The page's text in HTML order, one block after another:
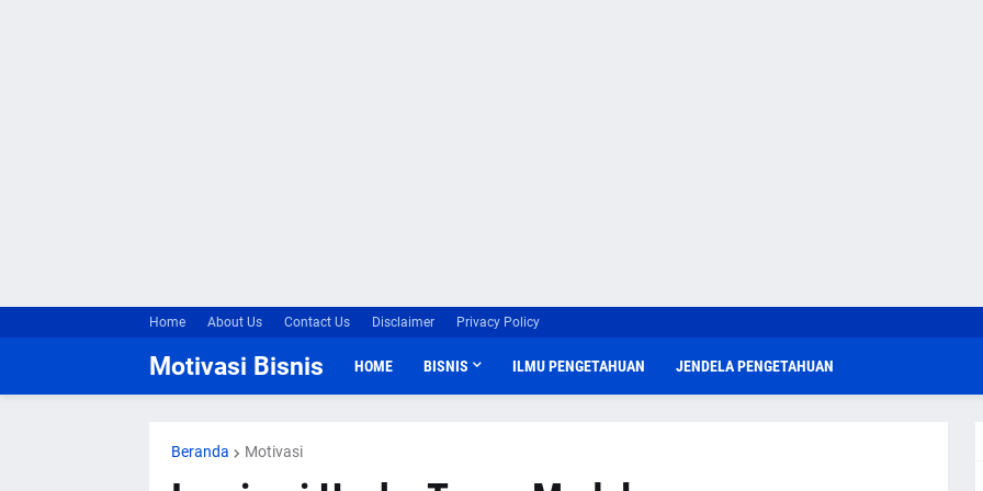
Home About Us Contact Us Disclaimer Privacy Policy
Motivasi Bisnis HOME BISNIS ILMU PENGETAHUAN JENDELA PENGETAHUAN
Beranda Motivasi